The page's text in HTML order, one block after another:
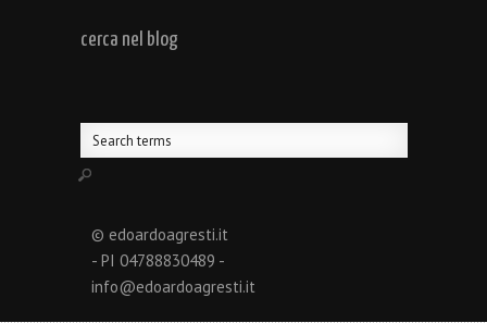
cerca nel blog
© edoardoagresti.it
- PI 04788830489 -
info@edoardoagresti.it